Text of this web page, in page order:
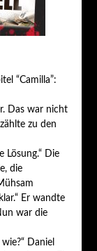
“Camilla”:
Das war nicht
zu den
Lösung.“ Die
die
Er wandte
war die
Daniel